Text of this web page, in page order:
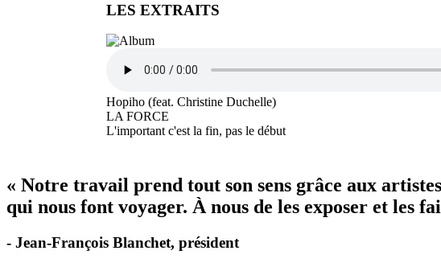
LES EXTRAITS
Hopiho (feat. Christine Duchelle)
LA FORCE
L'important c'est la fin, pas le début
« Notre travail prend tout son sens grâce aux
qui nous font voyager. À nous de les exposer et les
- Jean-François Blanchet, président